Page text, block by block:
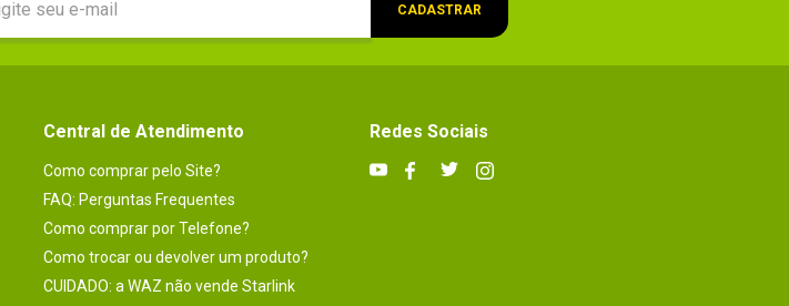
CADASTRAR
Central de Atendimento
Como comprar pelo Site?
FAQ: Perguntas Frequentes
Como comprar por Telefone?
Como trocar ou devolver um produto?
CUIDADO: a WAZ não vende Starlink
Redes Sociais